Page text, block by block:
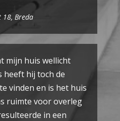
18, Breda
mijn huis wellicht
heeft hij toch de
vinden en is het huis
ruimte voor overleg
in een